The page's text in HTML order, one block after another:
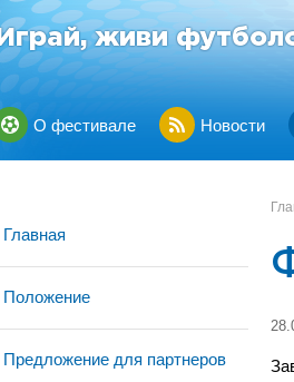
Играй, живи
О фестивале Новости
Главная
Положение
Предложение для партнеров